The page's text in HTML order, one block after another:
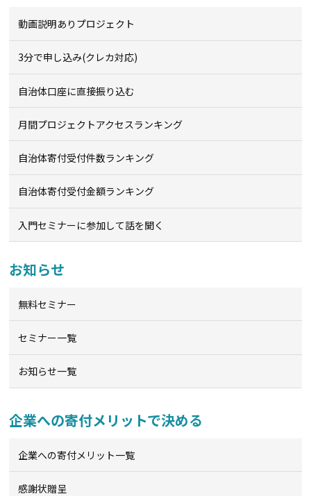
動画説明ありプロジェクト
3分で申し込み(クレカ対応)
自治体口座に直接振り込む
月間プロジェクトアクセスランキング
自治体寄付受付件数ランキング
自治体寄付受付金額ランキング
入門セミナーに参加して話を聞く
お知らせ
無料セミナー
セミナー一覧
お知らせ一覧
企業への寄付メリットで決める
企業への寄付メリット一覧
感謝状贈呈